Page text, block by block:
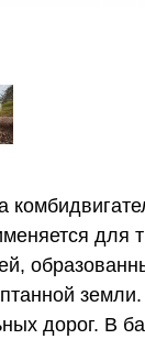
для
дорог. В